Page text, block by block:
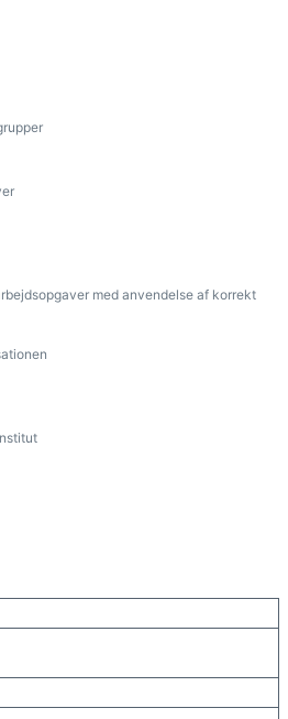
med anvendelse af korrekt